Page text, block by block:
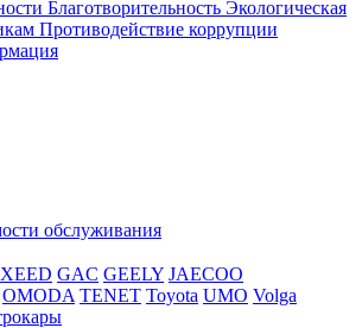
Благотворительность Экологическая
Противодействие коррупции
обслуживания
GAC GEELY JAECOO
OMODA TENET Toyota UMO Volga